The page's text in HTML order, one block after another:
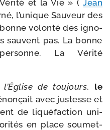
et la Vie » ( Jean
l’u­nique Sauveur des
volon­té des igno­
sauvent pas. La bonne
La Vérité
de tou­jours, le
avec jus­tesse et
de liqué­fac­tion uni­
en place sou­met­